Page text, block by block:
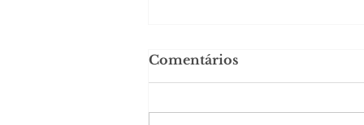
Comentários